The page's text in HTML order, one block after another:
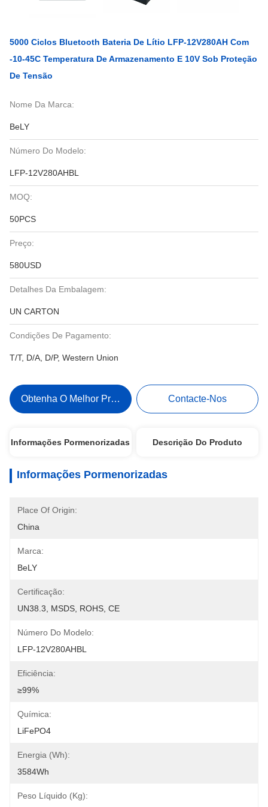
5000 Ciclos Bluetooth Bateria De Lítio LFP-12V280AH Com
-10-45C Temperatura De Armazenamento E 10V Sob Proteção
De Tensão
Nome Da Marca:
BeLY
Número Do Modelo:
LFP-12V280AHBL
MOQ:
50PCS
Preço:
580USD
Detalhes Da Embalagem:
UN CARTON
Condições De Pagamento:
T/T, D/A, D/P, Western Union
Obtenha O Melhor Preço Contacte-Nos
Informações Pormenorizadas Descrição Do Produto
Informações Pormenorizadas
Place Of Origin:
China
Marca:
BeLY
Certificação:
UN38.3, MSDS, ROHS, CE
Número Do Modelo:
LFP-12V280AHBL
Eficiência:
≥99%
Química:
LiFePO4
Energia (Wh):
3584Wh
Peso Líquido (kg):